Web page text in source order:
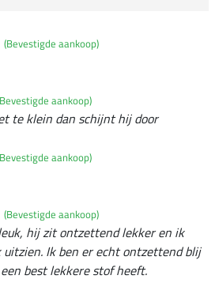
(Bevestigde aankoop)
aankoop)
te klein dan schijnt hij door
aankoop)
(Bevestigde aankoop)
hij zit ontzettend lekker en ik
Ik ben er echt ontzettend blij
best lekkere stof heeft.